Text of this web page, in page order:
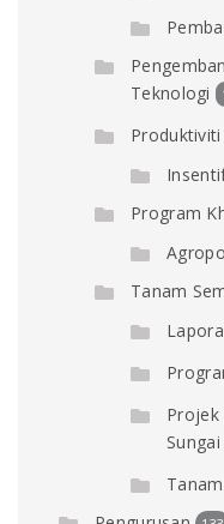
Teknologi
Program
Tanam
Projek